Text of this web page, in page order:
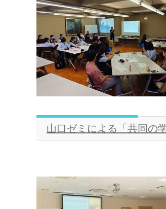
山口ゼミによる「共同の